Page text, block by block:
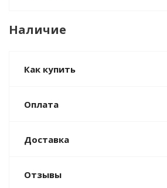
Наличие
Как купить
Оплата
Доставка
Отзывы